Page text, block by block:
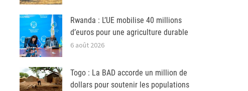
Rwanda : L’UE mobilise 40 millions
d’euros pour une agriculture durable
6 août 2026
Togo : La BAD accorde un million de
dollars pour soutenir les populations